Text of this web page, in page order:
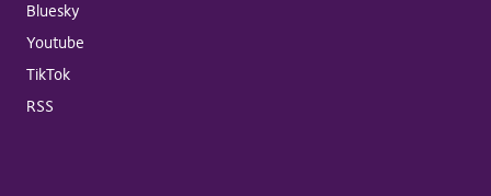
Bluesky
Youtube
TikTok
RSS